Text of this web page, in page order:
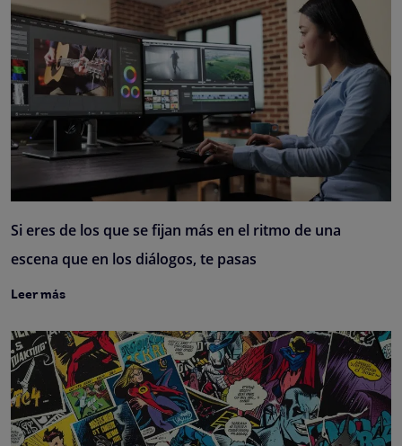
Si eres de los que se fijan más en el ritmo de una
escena que en los diálogos, te pasas
Leer más